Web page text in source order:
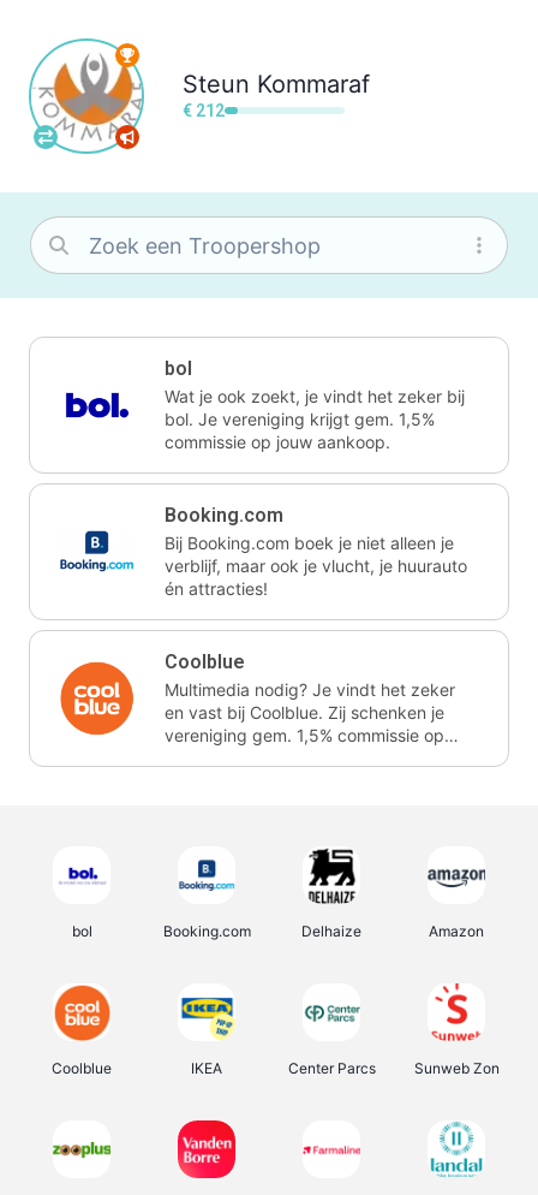
Steun Kommaraf
€ 212
bol
Wat je ook zoekt, je vindt het zeker bij
bol. Je vereniging krijgt gem. 1,5%
commissie op jouw aankoop.
Booking.com
Bij Booking.com boek je niet alleen je
verblijf, maar ook je vlucht, je huurauto
én attracties!
Coolblue
Multimedia nodig? Je vindt het zeker
en vast bij Coolblue. Zij schenken je
vereniging gem. 1,5% commissie op
bol Booking.com Delhaize Amazon
Coolblue IKEA Center Parcs Sunweb Zon